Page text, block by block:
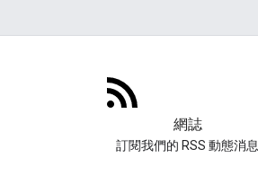
網誌
訂閱我們的 RSS 動態消息